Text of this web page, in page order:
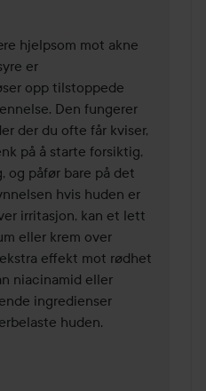
hjelpsom mot akne
er
opp tilstoppede
Den fungerer
der du ofte får kviser,
på å starte forsiktig,
og påfør bare på det
hvis huden er
irritasjon, kan et lett
eller krem over
effekt mot rødhet
niacinamid eller
ingredienser
huden.